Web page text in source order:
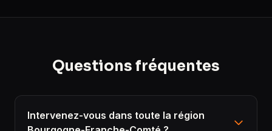
Questions fréquentes
Intervenez-vous dans toute la région